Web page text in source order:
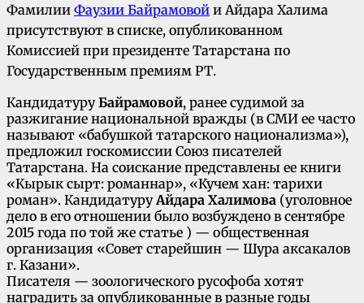
Фамилии Фаузии Байрамовой и Айдара Халима
присутствуют в списке, опубликованном
Комиссией при президенте Татарстана по
Государственным премиям РТ.
КандидатуруБайрамовой, ранее судимой за
разжигание национальной вражды (в СМИ ее часто
называют «бабушкой татарского национализма»),
предложил госкомиссии Союз писателей
Татарстана. На соискание представлены ее книги
«Кырык сырт: романнар», «Кучем хан: тарихи
роман». КандидатуруАйдара Халимова (уголовное
дело в его отношении было возбуждено в сентябре
2015 года по той же статье ) — общественная
организация «Совет старейшин — Шура аксакалов
г. Казани».
Писателя — зоологического русофоба хотят
наградить за опубликованные в разные годы